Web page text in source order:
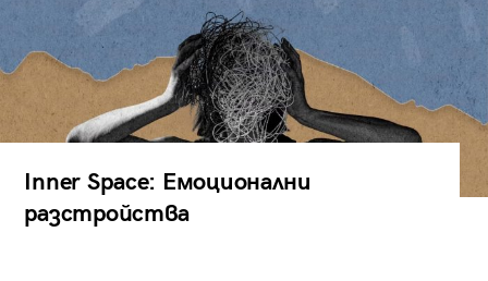
Inner Space: Емоционални
разстройства